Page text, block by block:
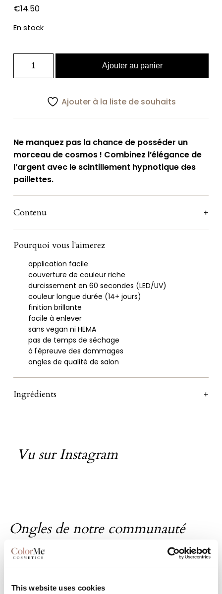
This website uses cookies
Vu sur Instagram
Ongles de notre communauté
Laissez-vous inspirer par la créativité de notre
€14.50
En stock
Permanent
Starstruck
Ajouter au panier
Ne manquez pas la chance de posséder un
morceau de cosmos ! Combinez l’élégance de
l’argent avec le scintillement hypnotique des
paillettes.
Ajouter à la liste de souhaits
Pourquoi vous l'aimerez
application facile
couverture de couleur riche
durcissement en 60 secondes (LED/UV)
couleur longue durée (14+ jours)
finition brillante
facile à enlever
sans vegan ni HEMA
pas de temps de séchage
à l'épreuve des dommages
ongles de qualité de salon
Contenu
Ingrédients